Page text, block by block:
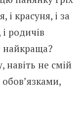
і красуня, і за
родичів
найкраща?
навіть не смій